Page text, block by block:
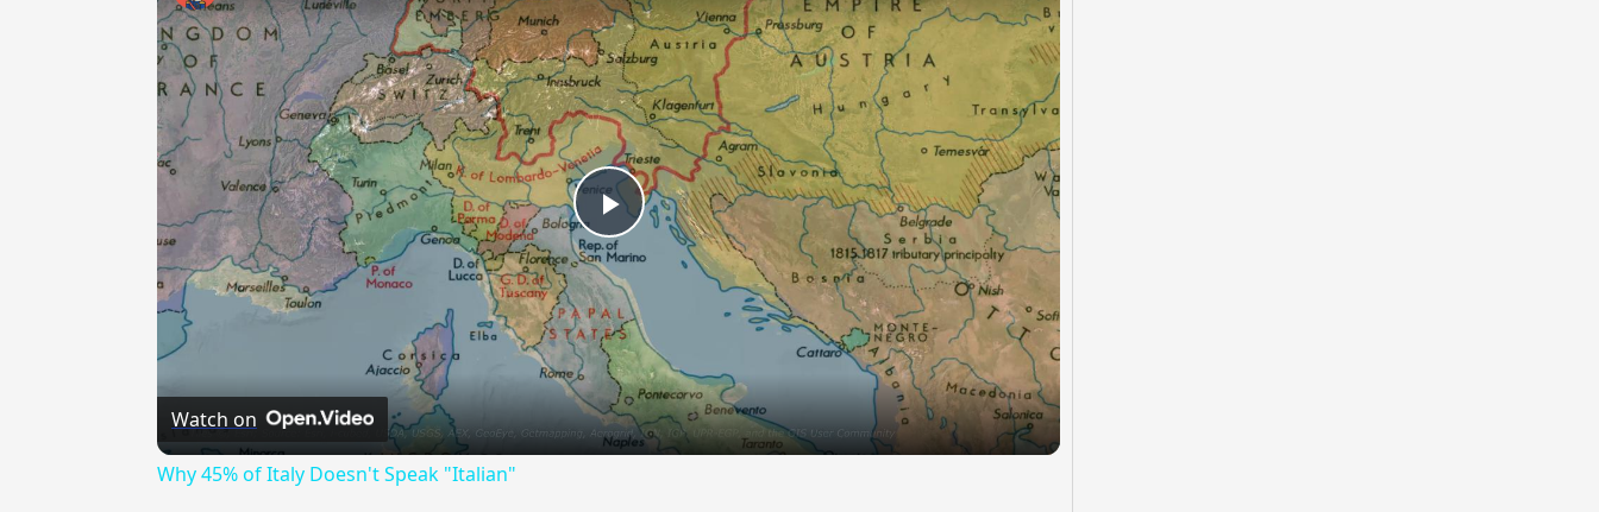
Play
Video
Watch on
Why 45% of Italy Doesn't Speak "Italian"